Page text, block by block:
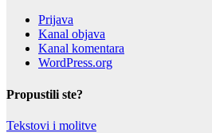
Prijava
Kanal objava
Kanal komentara
WordPress.org
Propustili ste?
Tekstovi i molitve